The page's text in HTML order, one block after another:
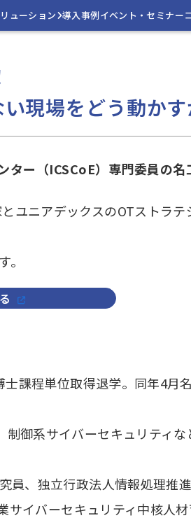
ューション 導入事例イベント・セミナー
現場をどう動かす
ー（ICSCoE）専門委員の名
ユニアデックスのOTストラ
課程単位取得退学。同年4月
御系サイバーセキュリティな
員、独立行政法人情報処理推
サイバーセキュリティ中核人